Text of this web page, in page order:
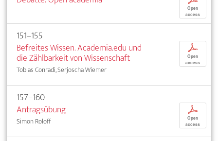
Open
access
151–155
Befreites Wissen. Academia.edu und
die Zählbarkeit von Wissenschaft
Tobias Conradi, Serjoscha Wiemer
p
Open
access
157–160
Antragsübung
Simon Roloff
p
Open
access